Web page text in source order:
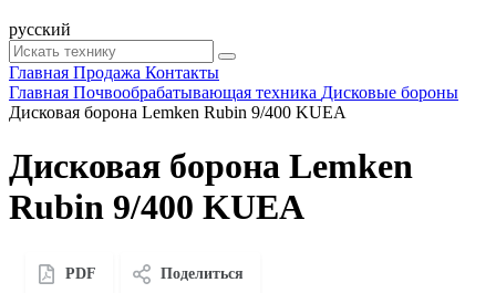
русский
Главная Продажа Контакты
Главная Почвообрабатывающая техника Дисковые бороны
Дисковая борона Lemken Rubin 9/400 KUEA
Дисковая борона Lemken
Rubin 9/400 KUEA
PDF Поделиться